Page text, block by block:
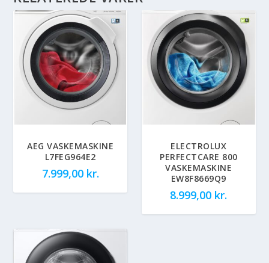
AEG VASKEMASKINE
L7FEG964E2
7.999,00 kr.
ELECTROLUX
PERFECTCARE 800
VASKEMASKINE
EW8F8669Q9
8.999,00 kr.